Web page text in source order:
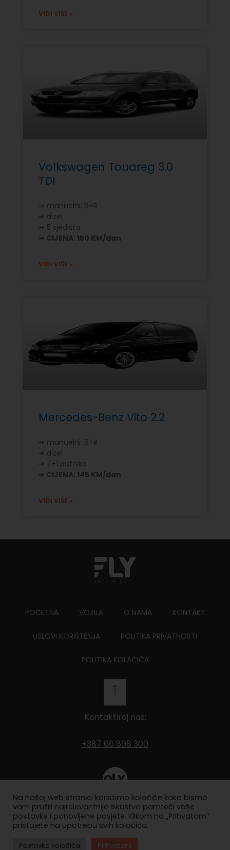
VIDI VIŠE »
Volkswagen Touareg 3.0
TDI
➔ manuelni; 6+R
➔ dizel
➔ 5 sjedišta
➔ CIJENA: 150 KM/dan
VIDI VIŠE »
Mercedes-Benz Vito 2.2
➔ manuelni; 6+R
➔ dizel
➔ 7+1 putnika
➔ CIJENA: 145 KM/dan
VIDI VIŠE »
POČETNA VOZILA O NAMA KONTAKT
USLOVI KORIŠTENJA POLITIKA PRIVATNOSTI
POLITIKA KOLAĆIĆA
Kontaktiraj nas:
+387 66 808 300
Pronađi nas na OLX-u
Na našoj web stranici koristimo kolačiće kako bismo
vam pružili najrelevantnije iskustvo pamteći vaše
postavke i ponovljene posjete. Klikom na „Prihvatam“
pristajete na upotrebu svih kolačića.
Postavke kolačića Prihvatam